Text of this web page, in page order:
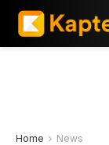
Home News